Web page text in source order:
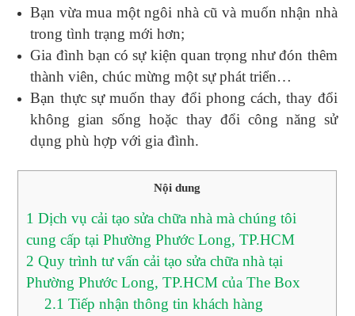
Bạn vừa mua một ngôi nhà cũ và muốn nhận nhà
trong tình trạng mới hơn;
Gia đình bạn có sự kiện quan trọng như đón thêm
thành viên, chúc mừng một sự phát triển…
Bạn thực sự muốn thay đổi phong cách, thay đổi
không gian sống hoặc thay đổi công năng sử
dụng phù hợp với gia đình.
Nội dung
1 Dịch vụ cải tạo sửa chữa nhà mà chúng tôi
cung cấp tại Phường Phước Long, TP.HCM
2 Quy trình tư vấn cải tạo sửa chữa nhà tại
Phường Phước Long, TP.HCM của The Box
2.1 Tiếp nhận thông tin khách hàng